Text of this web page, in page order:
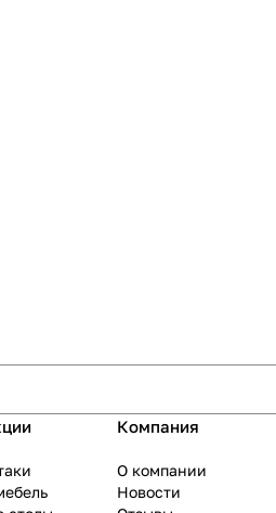
Компания
О компании
Новости